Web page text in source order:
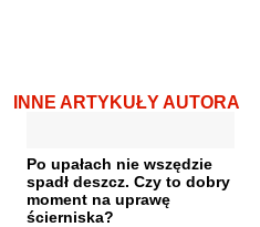
INNE ARTYKUŁY AUTORA
Po upałach nie wszędzie
spadł deszcz. Czy to dobry
moment na uprawę
ścierniska?